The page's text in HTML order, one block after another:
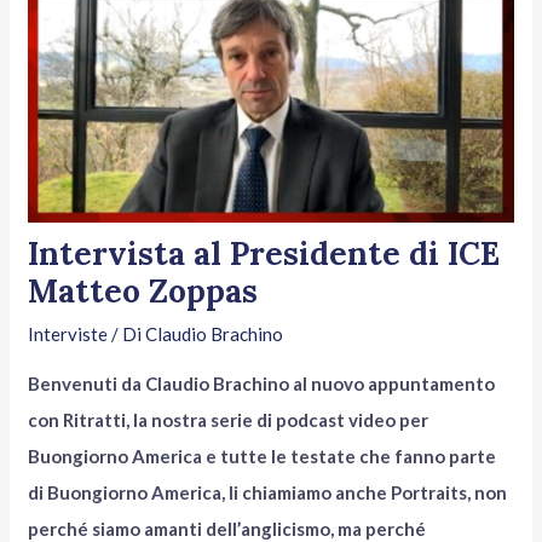
Intervista al Presidente di ICE
Matteo Zoppas
Interviste/ DiClaudio Brachino
Benvenuti da Claudio Brachino al nuovo appuntamento
con Ritratti, la nostra serie di podcast video per
Buongiorno America e tutte le testate che fanno parte
di Buongiorno America, li chiamiamo anche Portraits, non
perché siamo amanti dell’anglicismo, ma perché